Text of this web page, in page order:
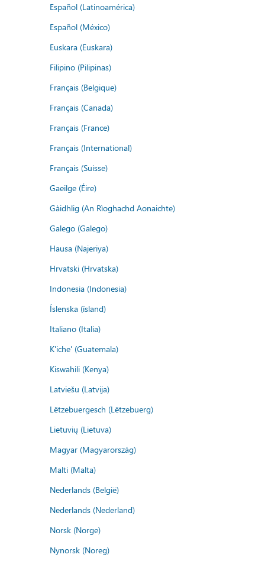
Español (Latinoamérica)
Español (México)
Euskara (Euskara)
Filipino (Pilipinas)
Français (Belgique)
Français (Canada)
Français (France)
Français (International)
Français (Suisse)
Gaeilge (Éire)
Gàidhlig (An Rìoghachd Aonaichte)
Galego (Galego)
Hausa (Najeriya)
Hrvatski (Hrvatska)
Indonesia (Indonesia)
Íslenska (ísland)
Italiano (Italia)
K'iche' (Guatemala)
Kiswahili (Kenya)
Latviešu (Latvija)
Lëtzebuergesch (Lëtzebuerg)
Lietuvių (Lietuva)
Magyar (Magyarország)
Malti (Malta)
Nederlands (België)
Nederlands (Nederland)
Norsk (Norge)
Nynorsk (Noreg)